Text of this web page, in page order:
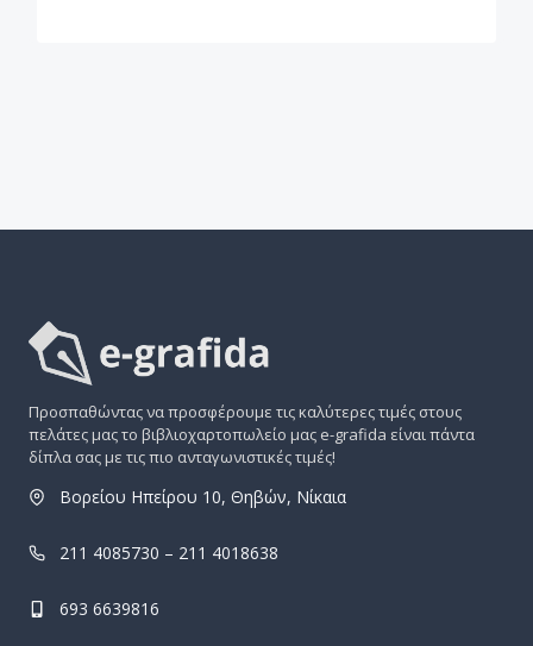
Προσπαθώντας να προσφέρουμε τις καλύτερες τιμές στους
πελάτες μας το βιβλιοχαρτοπωλείο μας e-grafida είναι πάντα
δίπλα σας με τις πιο ανταγωνιστικές τιμές!
Βορείου Ηπείρου 10, Θηβών, Νίκαια
211 4085730 – 211 4018638
693 6639816